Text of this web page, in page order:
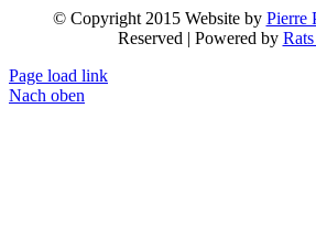
© Copyright 2015 Website by Pierre
Reserved | Powered by
Page load link
Nach oben